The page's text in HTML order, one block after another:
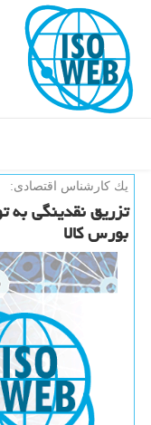
یك كارشناس اقتصادی:
تزریق نقدینگی به
بورس كالا